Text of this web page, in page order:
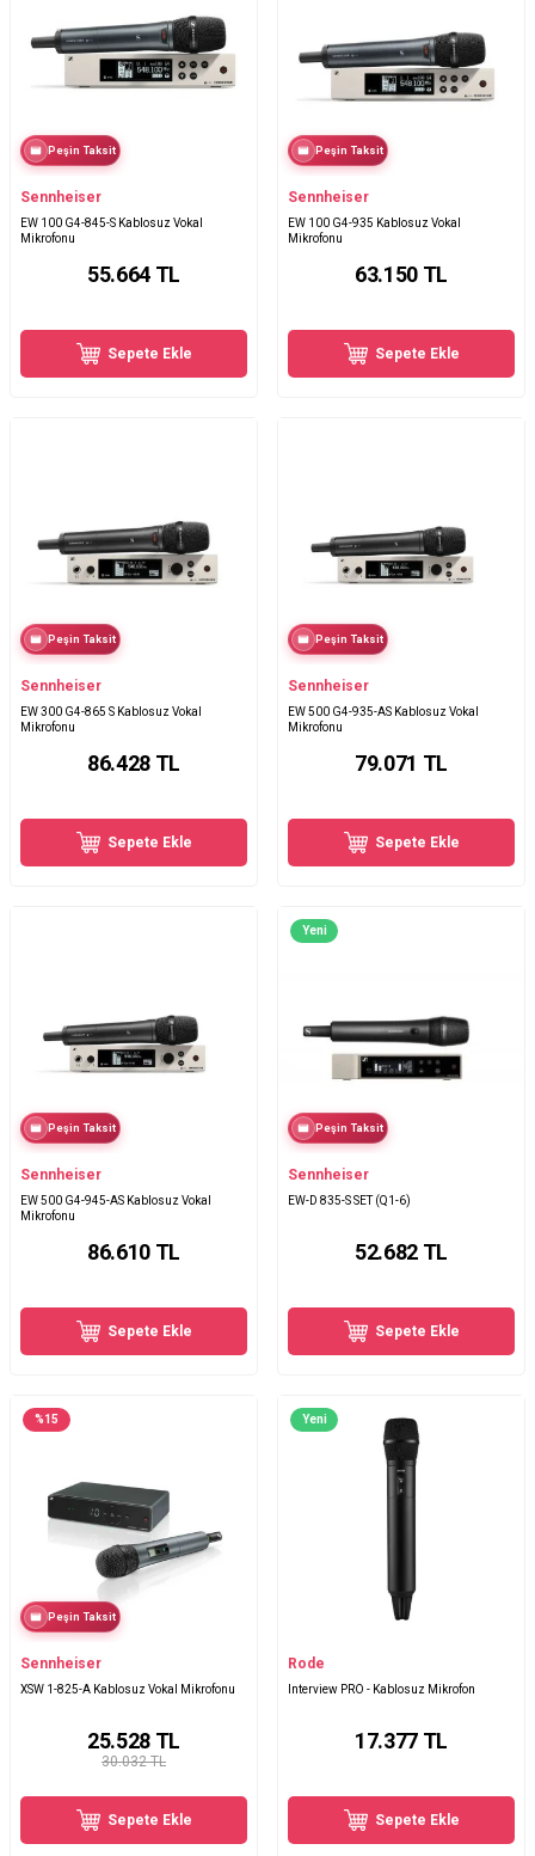
Peşin Taksit
Sennheiser
EW 100 G4-845-S Kablosuz Vokal
Mikrofonu
55.664TL
Sepete Ekle
Peşin Taksit
Sennheiser
EW 100 G4-935 Kablosuz Vokal
Mikrofonu
63.150TL
Sepete Ekle
Peşin Taksit
Sennheiser
EW 300 G4-865 S Kablosuz Vokal
Mikrofonu
86.428TL
Sepete Ekle
Peşin Taksit
Sennheiser
EW 500 G4-935-AS Kablosuz Vokal
Mikrofonu
79.071 TL
Sepete Ekle
Peşin Taksit
Sennheiser
EW 500 G4-945-AS Kablosuz Vokal
Mikrofonu
86.610TL
Sepete Ekle
Yeni
Peşin Taksit
Sennheiser
EW-D 835-S SET (Q1-6)
52.682TL
Sepete Ekle
%15
Peşin Taksit
Sennheiser
XSW 1-825-A Kablosuz Vokal Mikrofonu
30.032 TL
25.528TL
Sepete Ekle
Yeni
Rode
Interview PRO - Kablosuz Mikrofon
17.377TL
Sepete Ekle